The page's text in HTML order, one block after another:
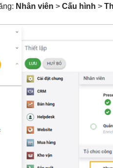
Nhân viên> Cấu hình>